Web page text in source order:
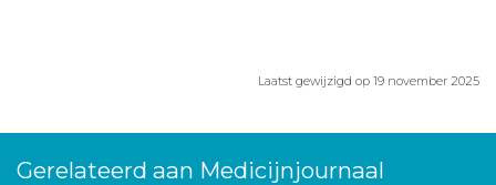
Laatst gewijzigd op 19 november 2025
Gerelateerd aan Medicijnjournaal